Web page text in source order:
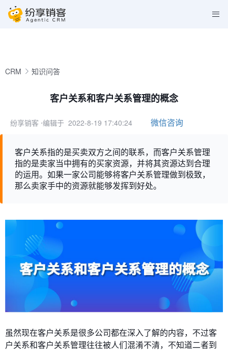
CRM 知识问答
客户关系和客户关系管理的概念
纷享销客 ⋅编辑于 2022-8-19 17:40:24 微信咨询
客户关系指的是买卖双方之间的联系，而客户关系管理
指的是卖家当中拥有的买家资源，并将其资源达到合理
的运用。如果一家公司能够将客户关系管理做到极致，
那么卖家手中的资源就能够发挥到好处。
虽然现在客户关系是很多公司都在深入了解的内容，不过客
户关系和客户关系管理往往被人们混淆不清，不知道二者到